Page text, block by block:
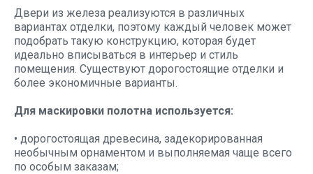
Двери из железа реализуются в различных
вариантах отделки, поэтому каждый человек может
подобрать такую конструкцию, которая будет
идеально вписываться в интерьер и стиль
помещения. Существуют дорогостоящие отделки и
более экономичные варианты.
Для маскировки полотна используется:
• дорогостоящая древесина, задекорированная
необычным орнаментом и выполняемая чаще всего
по особым заказам;